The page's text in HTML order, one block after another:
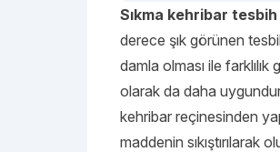
Sıkma kehribar tesbih
derece şık görünen
damla olması ile
olarak da daha
kehribar reçinesinden
maddenin